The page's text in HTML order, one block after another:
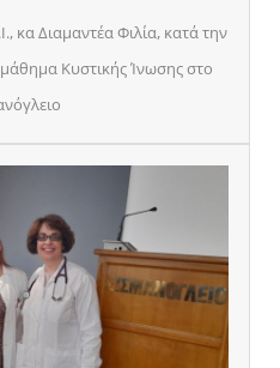
κα Διαμαντέα Φιλία, κατά την
μάθημα Κυστικής Ίνωσης στο